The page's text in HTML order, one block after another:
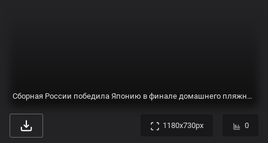
Сборная России победила Японию в финале домашнего пляжного ЧМ - Газета.Ru
1180x730px 0